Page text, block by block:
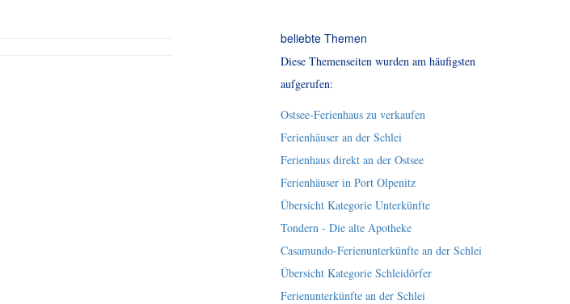
beliebte Themen
Diese Themenseiten wurden am häufigsten
aufgerufen:
Ostsee-Ferienhaus zu verkaufen
Ferienhäuser an der Schlei
Ferienhaus direkt an der Ostsee
Ferienhäuser in Port Olpenitz
Übersicht Kategorie Unterkünfte
Tondern - Die alte Apotheke
Casamundo-Ferienunterkünfte an der Schlei
Übersicht Kategorie Schleidörfer
Ferienunterkünfte an der Schlei